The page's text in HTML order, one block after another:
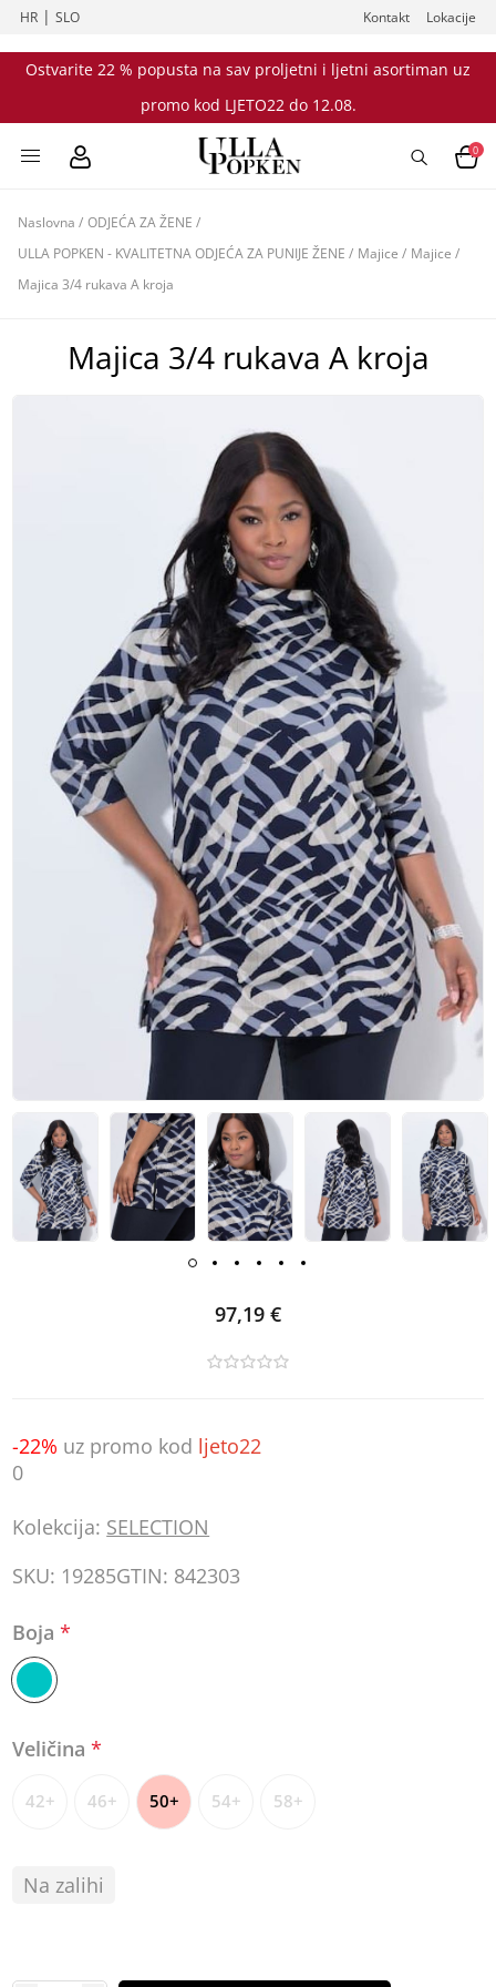
HR |SLO Kontakt Lokacije
Ostvarite 22 % popusta na sav proljetni i ljetni asortiman uz
promo kod LJETO22 do 12.08.
0
Naslovna / ODJEĆA ZA ŽENE /
ULLA POPKEN - KVALITETNA ODJEĆA ZA PUNIJE ŽENE / Majice / Majice /
Majica 3/4 rukava A kroja
Majica 3/4 rukava A kroja
97,19 €
-22% uz promo kod ljeto22
0
Kolekcija: SELECTION
SKU: 19285GTIN: 842303
Boja*
Veličina*
42+ 46+ 50+ 54+ 58+
Na zalihi